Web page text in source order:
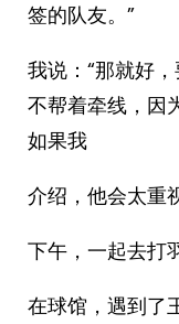
签的队友。”
我说：“那就好
不帮着牵线，因
如果我
介绍，他会太重
下午，一起去打
在球馆，遇到了